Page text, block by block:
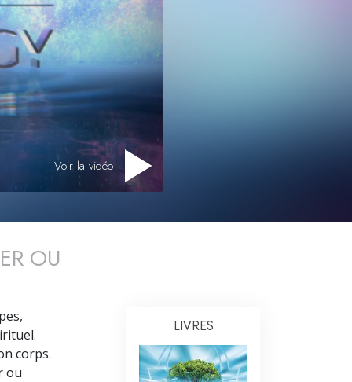
Les ministres volontaires de Scientology
Voir la vidéo
OU
corps.
ou
LIVRES